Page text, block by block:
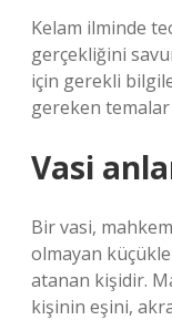
Kelam ilminde
gerçekliğini
için gerekli
gereken
Vasi
Bir vasi,
olmayan
atanan kişidir.
kişinin eşini,